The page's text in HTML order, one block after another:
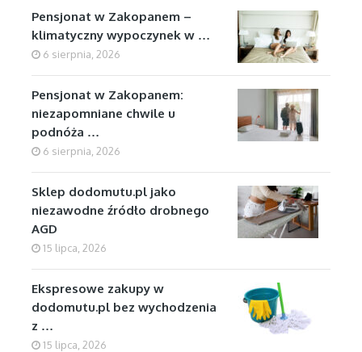
Pensjonat w Zakopanem –
klimatyczny wypoczynek w …
6 sierpnia, 2026
Pensjonat w Zakopanem:
niezapomniane chwile u
podnóża …
6 sierpnia, 2026
Sklep dodomutu.pl jako
niezawodne źródło drobnego
AGD
15 lipca, 2026
Ekspresowe zakupy w
dodomutu.pl bez wychodzenia
z …
15 lipca, 2026